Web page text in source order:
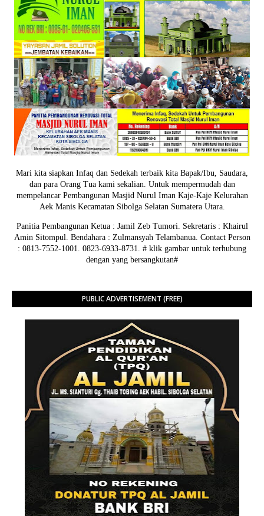
Mari kita siapkan Infaq dan Sedekah terbaik kita Bapak/Ibu, Saudara,
dan para Orang Tua kami sekalian. Untuk mempermudah dan
mempelancar Pembangunan Masjid Nurul Iman Kaje-Kaje Kelurahan
Aek Manis Kecamatan Sibolga Selatan Sumatera Utara.
Panitia Pembangunan Ketua : Jamil Zeb Tumori. Sekretaris : Khairul
Amin Sitompul. Bendahara : Zulmansyah Telambanua. Contact Person
: 0813-7552-1001. 0823-6933-8731. # klik gambar untuk terhubung
dengan yang bersangkutan#
PUBLIC ADVERTISEMENT (FREE)